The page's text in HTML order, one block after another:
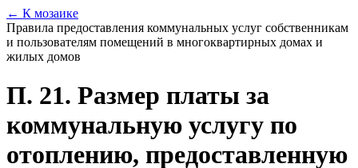
← К мозаике
Правила предоставления коммунальных услуг собственникам
и пользователям помещений в многоквартирных домах и
жилых домов
П. 21. Размер платы за
коммунальную услугу по
отоплению, предоставленную